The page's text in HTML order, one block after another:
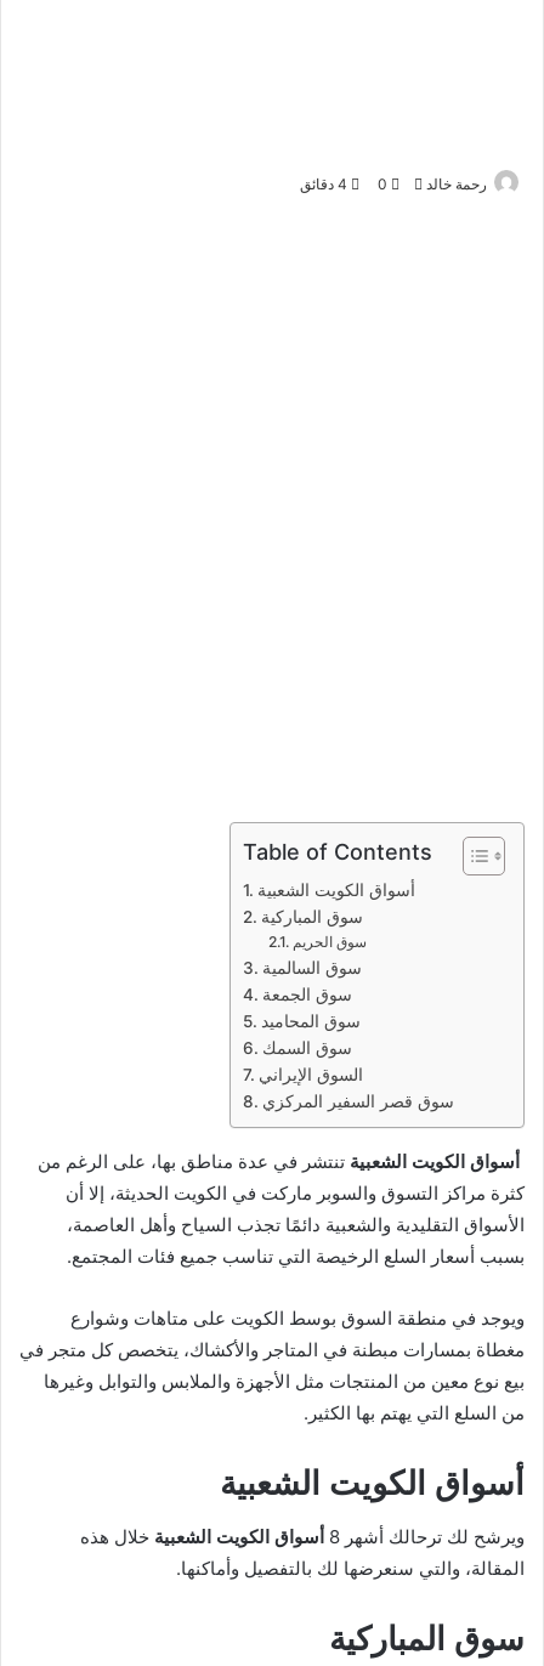
رحمة خالد
أرسل0
Table of Contents
أسواق الكويت الشعبية
سوق المباركية
سوق الحريم
سوق السالمية
سوق الجمعة
سوق المحاميد
سوق السمك
السوق الإيراني
سوق قصر السفير المركزي
أسواق الكويت الشعبية تنتشر في عدة مناطق بها، على الرغم من
كثرة مراكز التسوق والسوبر ماركت في الكويت الحديثة، إلا أن
الأسواق التقليدية والشعبية دائمًا تجذب السياح وأهل العاصمة،
بسبب أسعار السلع الرخيصة التي تناسب جميع فئات المجتمع.
ويوجد في منطقة السوق بوسط الكويت على متاهات وشوارع
مغطاة بمسارات مبطنة في المتاجر والأكشاك، يتخصص كل متجر في
بيع نوع معين من المنتجات مثل الأجهزة والملابس والتوابل وغيرها
من السلع التي يهتم بها الكثير.
أسواق الكويت الشعبية
ويرشح لك ترحالك أشهر 8 أسواق الكويت الشعبية خلال هذه
المقالة، والتي سنعرضها لك بالتفصيل وأماكنها.
سوق المباركية